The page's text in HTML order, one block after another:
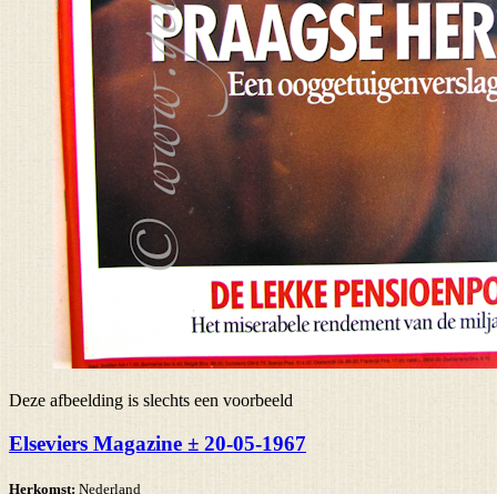
Deze afbeelding is slechts een voorbeeld
Elseviers Magazine ± 20-05-1967
Herkomst: Nederland